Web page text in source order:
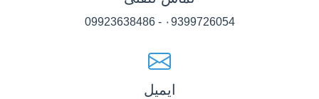
۰9399726054 - 09923638486
ایمیل